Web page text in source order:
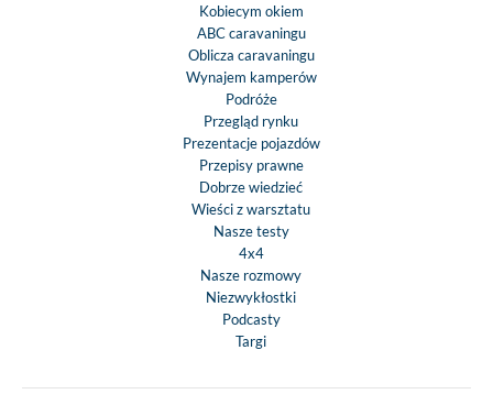
Kobiecym okiem
ABC caravaningu
Oblicza caravaningu
Wynajem kamperów
Podróże
Przegląd rynku
Prezentacje pojazdów
Przepisy prawne
Dobrze wiedzieć
Wieści z warsztatu
Nasze testy
4x4
Nasze rozmowy
Niezwykłostki
Podcasty
Targi